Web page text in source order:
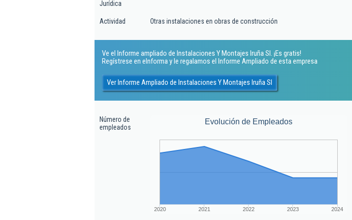
Jurídica
Actividad Otras instalaciones en obras de construcción
Ve el Informe ampliado de Instalaciones Y Montajes Iruña Sl. ¡Es gratis!
Regístrese en eInforma y le regalamos el Informe Ampliado de esta empresa
Ver Informe Ampliado de Instalaciones Y Montajes Iruña Sl
Número de
empleados
Evolución de Empleados
2020 2021 2022 2023 2024